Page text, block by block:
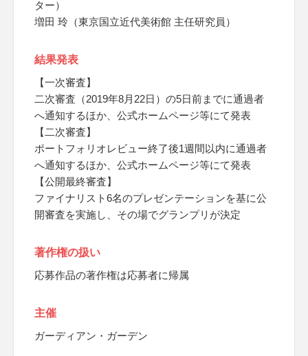
ター）
増田 玲（東京国立近代美術館 主任研究員）
結果発表
【一次審査】
二次審査（2019年8月22日）の5日前までに通過者
へ通知するほか、公式ホームページ等にて発表
【二次審査】
ポートフォリオレビュー終了後1週間以内に通過者
へ通知するほか、公式ホームページ等にて発表
【公開最終審査】
ファイナリスト6名のプレゼンテーションを基に公
開審査を実施し、その場でグランプリが決定
著作権の扱い
応募作品の著作権は応募者に帰属
主催
ガーディアン・ガーデン